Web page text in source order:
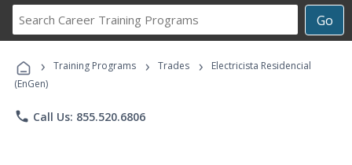
Go
Career
Programs
› Training Programs › Trades ›
Electricista Residencial
(EnGen)
phone Call Us: 855.520.6806